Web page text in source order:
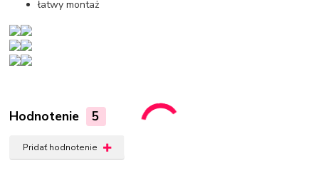
łatwy montaż
Hodnotenie 5
Pridať hodnotenie